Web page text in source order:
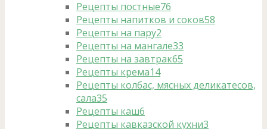
Рецепты постные76
Рецепты напитков и соков58
Рецепты на пару2
Рецепты на мангале33
Рецепты на завтрак65
Рецепты крема14
Рецепты колбас, мясных деликатесов,
сала35
Рецепты каш6
Рецепты кавказской кухни3